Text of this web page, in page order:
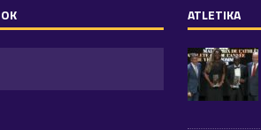
ATLETIKA